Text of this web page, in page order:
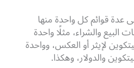
قوائم كل واحدة منها
والشراء، مثلًا واحدة
لإيثر أو العكس، وواحدة
والدولار، وهكذا.